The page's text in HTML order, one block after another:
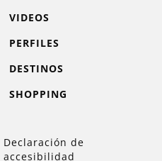
VIDEOS
PERFILES
DESTINOS
SHOPPING
Declaración de
accesibilidad